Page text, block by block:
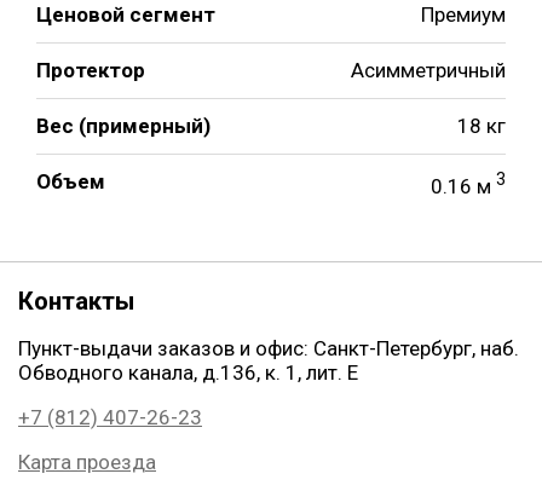
Ценовой сегмент Премиум
Протектор Асимметричный
Вес (примерный) 18 кг
Объем 0.16 м 3
Контакты
Пункт-выдачи заказов и офис: Санкт-Петербург, наб.
Обводного канала, д.136, к. 1, лит. Е
+7 (812) 407-26-23
Карта проезда